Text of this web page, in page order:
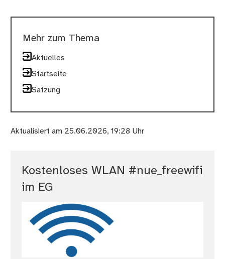
Mehr zum Thema
Aktuelles
Startseite
Satzung
Aktualisiert am 25.06.2026, 19:28 Uhr
Kostenloses WLAN #nue_freewifi
im EG